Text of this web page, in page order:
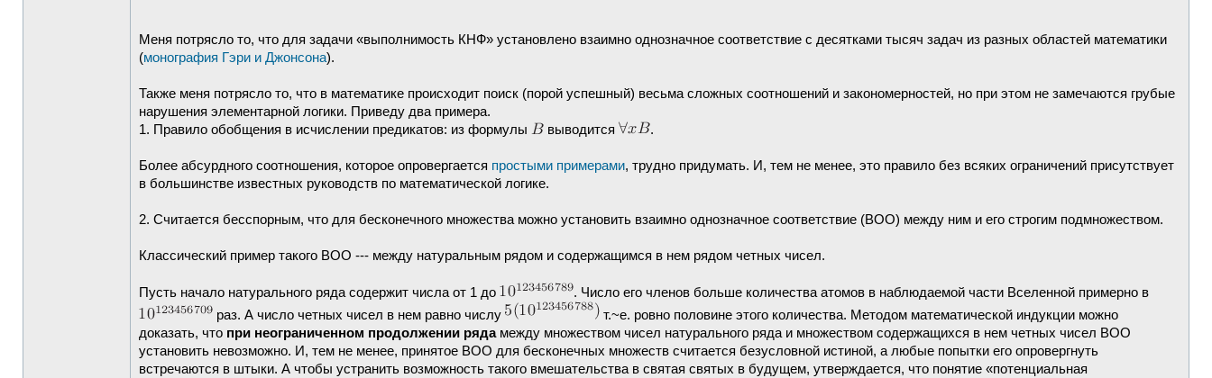
Меня потрясло то, что для задачи «выполнимость КНФ» установлено взаимно однозначное соответствие с десятками тысяч задач из разных областей математики
(монография Гэри и Джонсона).
Также меня потрясло то, что в математике происходит поиск (порой успешный) весьма сложных соотношений и закономерностей, но при этом не замечаются грубые
нарушения элементарной логики. Приведу два примера.
1. Правило обобщения в исчислении предикатов: из формулы
выводится .
Более абсурдного соотношения, которое опровергается простыми примерами, трудно придумать. И, тем не менее, это правило без всяких ограничений присутствует
в большинстве известных руководств по математической логике.
2. Считается бесспорным, что для бесконечного множества можно установить взаимно однозначное соответствие (ВОО) между ним и его строгим подмножеством.
Классический пример такого ВОО --- между натуральным рядом и содержащимся в нем рядом четных чисел.
Пусть начало натурального ряда содержит числа от 1 до
. Число его членов больше количества атомов в наблюдаемой части Вселенной примерно в
раз. А число четных чисел в нем равно числу
т.~е. ровно половине этого количества. Методом математической индукции можно
доказать, что при неограниченном продолжении рядамежду множеством чисел натурального ряда и множеством содержащихся в нем четных чисел ВОО
установить невозможно. И, тем не менее, принятое ВОО для бесконечных множеств считается безусловной истиной, а любые попытки его опровергнуть
встречаются в штыки. А чтобы устранить возможность такого вмешательства в святая святых в будущем, утверждается, что понятие «потенциальная